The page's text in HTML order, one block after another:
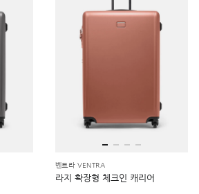
벤트라 VENTRA
라지 확장형 체크인 캐리어